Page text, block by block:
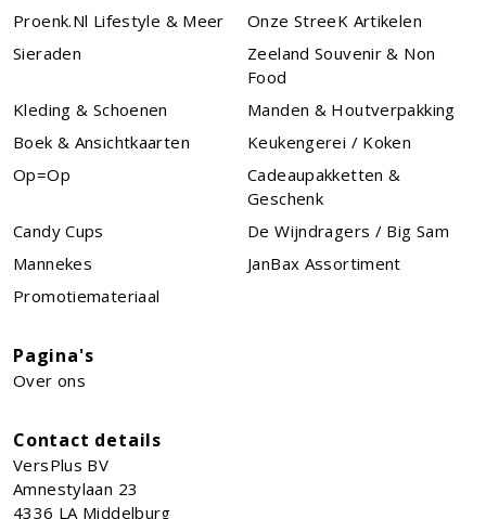
Proenk.nl Lifestyle & Meer
Onze StreeK Artikelen
Sieraden
Zeeland Souvenir & Non
Food
Kleding & Schoenen
Manden & Houtverpakking
Boek & Ansichtkaarten
Keukengerei / Koken
Op=Op
Cadeaupakketten &
Geschenk
Candy Cups
De Wijndragers / Big Sam
Mannekes
JanBax Assortiment
Promotiemateriaal
Pagina's
Over ons
Contact details
VersPlus BV
Amnestylaan 23
4336 LA Middelburg